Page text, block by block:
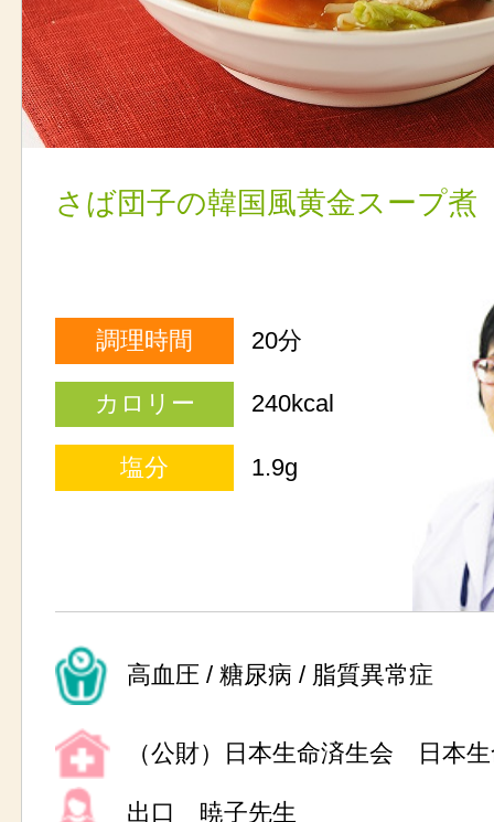
さば団子の韓国風黄金スープ煮
調理時間 20分
カロリー 240kcal
塩分 1.9g
高血圧 / 糖尿病 / 脂質異常症
（公財）日本生命済生会 日本
出口 暁子先生